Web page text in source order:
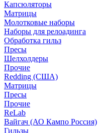
Капсюляторы
Матрицы
Молотковые наборы
Наборы для релоадинга
Обработка гильз
Пресы
Шелхолдеры
Прочие
Redding (США)
Матрицы
Пресы
Прочие
ReLab
Вайгач (АО Кампо Россия)
Гильзы